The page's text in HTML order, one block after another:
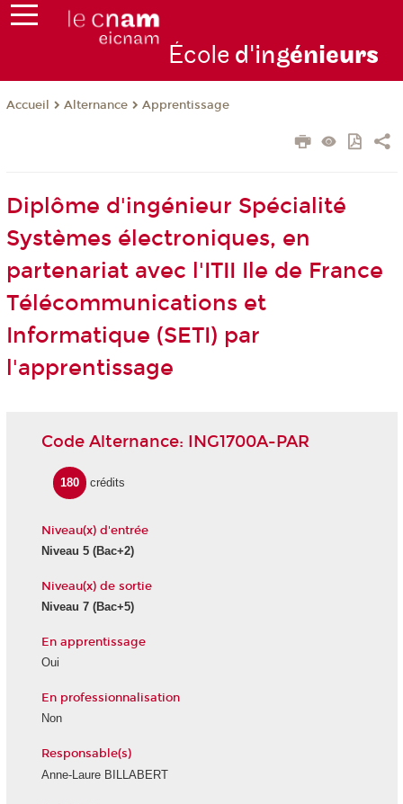
École d'ingénieurs
Accueil Alternance Apprentissage
Diplôme d'ingénieur Spécialité
Systèmes électroniques, en
partenariat avec l'ITII Ile de France
Télécommunications et
Informatique (SETI) par
l'apprentissage
Code Alternance: ING1700A-PAR
180 crédits
Niveau(x) d'entrée
Niveau 5(Bac+2)
Niveau(x) de sortie
Niveau 7(Bac+5)
En apprentissage
Oui
En professionnalisation
Non
Responsable(s)
Anne-Laure BILLABERT